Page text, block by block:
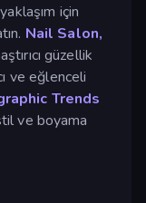
için
Nail Salon,
güzellik
ve eğlenceli
Trends
ve boyama